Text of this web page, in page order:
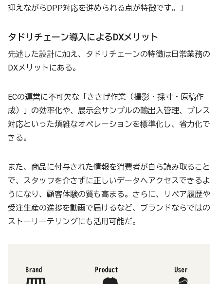
抑えながらDPP対応を進められる点が特徴です。」
タドリチェーン導入によるDXメリット
先述した設計に加え、タドリチェーンの特徴は日常業務の
DXメリットにある。
ECの運営に不可欠な「ささげ作業（撮影・採寸・原稿作
成）」の効率化や、展示会サンプルの輸出入管理、プレス
対応といった煩雑なオペレーションを標準化し、省力化で
きる。
また、商品に付与された情報を消費者が自ら読み取ること
で、スタッフを介さずに正しいデータへアクセスできるよ
うになり、顧客体験の質も高まる。さらに、リペア履歴や
受注生産の進捗を動画で届けるなど、ブランドならではの
ストーリーテリングにも活用可能だ。